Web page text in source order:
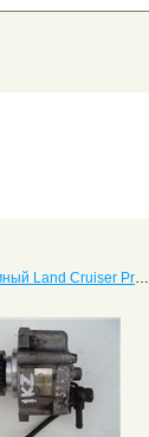
Насос вакумный Land Cruiser Prado